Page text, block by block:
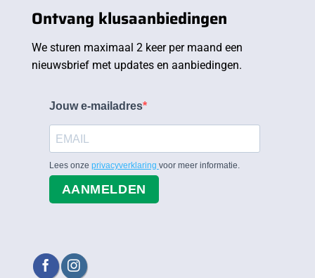
Ontvang klusaanbiedingen
We sturen maximaal 2 keer per maand een
nieuwsbrief met updates en aanbiedingen.
Jouw e-mailadres
Lees onze privacyverklaring voor meer informatie.
AANMELDEN